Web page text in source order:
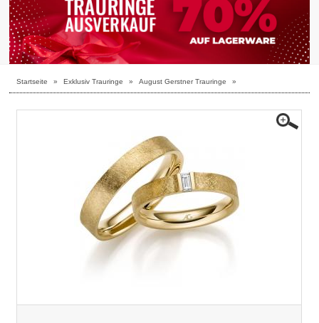
Startseite » Exklusiv Trauringe » August Gerstner Trauringe »